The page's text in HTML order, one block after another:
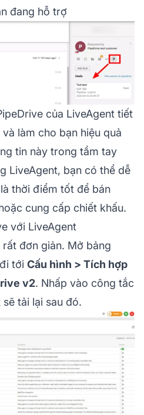
đang hỗ trợ
của LiveAgent tiết
làm cho bạn hiệu quả
tin này trong tầm tay
LiveAgent, bạn có thể dễ
thời điểm tốt để bán
cung cấp chiết khấu.
với LiveAgent
đơn giản. Mở bảng
tới Cấu hình > Tích hợp
v2. Nhấp vào công tắc
tải lại sau đó.